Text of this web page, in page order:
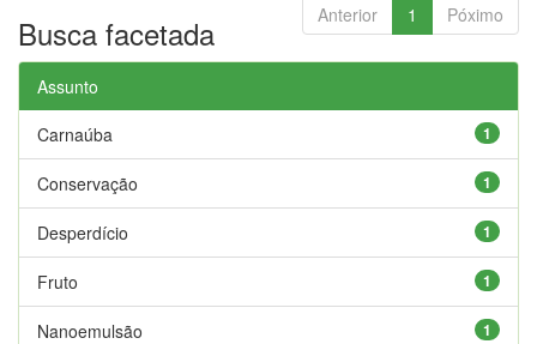
Anterior 1 Póximo
Busca facetada
Assunto
1
Carnaúba
1
Conservação
1
Desperdício
1
Fruto
1
Nanoemulsão